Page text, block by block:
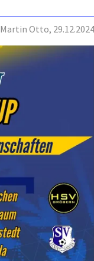
Martin Otto, 29.12.2024